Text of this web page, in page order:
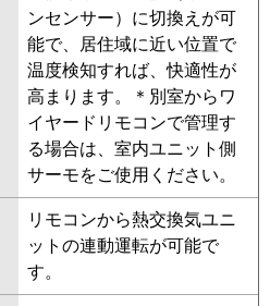
ンセンサー）に切換えが可
能で、居住域に近い位置で
温度検知すれば、快適性が
高まります。＊別室からワ
イヤードリモコンで管理す
る場合は、室内ユニット側
サーモをご使用ください。
リモコンから熱交換気ユニ
ットの連動運転が可能で
す。